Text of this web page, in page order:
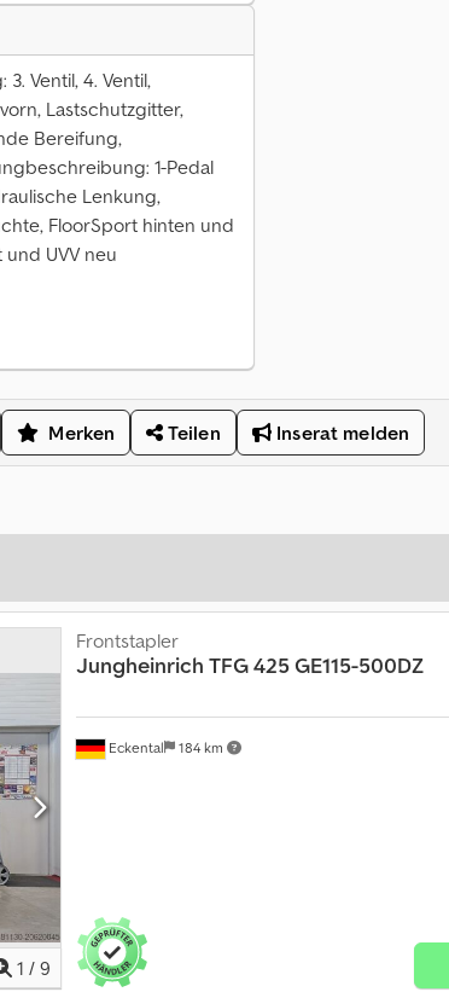
Ventil, 4. Ventil,
Lastschutzgitter,
Bereifung,
1-Pedal
Lenkung,
FloorSport hinten und
UVV neu
Merken Teilen Inserat melden
1 / 9
Eckental 184 km
Frontstapler
Jungheinrich TFG 425 GE115-500DZ